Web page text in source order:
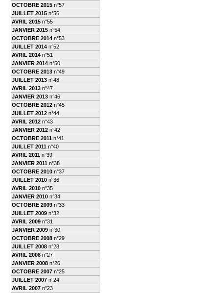
OCTOBRE 2015 n°57
JUILLET 2015 n°56
AVRIL 2015 n°55
JANVIER 2015 n°54
OCTOBRE 2014 n°53
JUILLET 2014 n°52
AVRIL 2014 n°51
JANVIER 2014 n°50
OCTOBRE 2013 n°49
JUILLET 2013 n°48
AVRIL 2013 n°47
JANVIER 2013 n°46
OCTOBRE 2012 n°45
JUILLET 2012 n°44
AVRIL 2012 n°43
JANVIER 2012 n°42
OCTOBRE 2011 n°41
JUILLET 2011 n°40
AVRIL 2011 n°39
JANVIER 2011 n°38
OCTOBRE 2010 n°37
JUILLET 2010 n°36
AVRIL 2010 n°35
JANVIER 2010 n°34
OCTOBRE 2009 n°33
JUILLET 2009 n°32
AVRIL 2009 n°31
JANVIER 2009 n°30
OCTOBRE 2008 n°29
JUILLET 2008 n°28
AVRIL 2008 n°27
JANVIER 2008 n°26
OCTOBRE 2007 n°25
JUILLET 2007 n°24
AVRIL 2007 n°23